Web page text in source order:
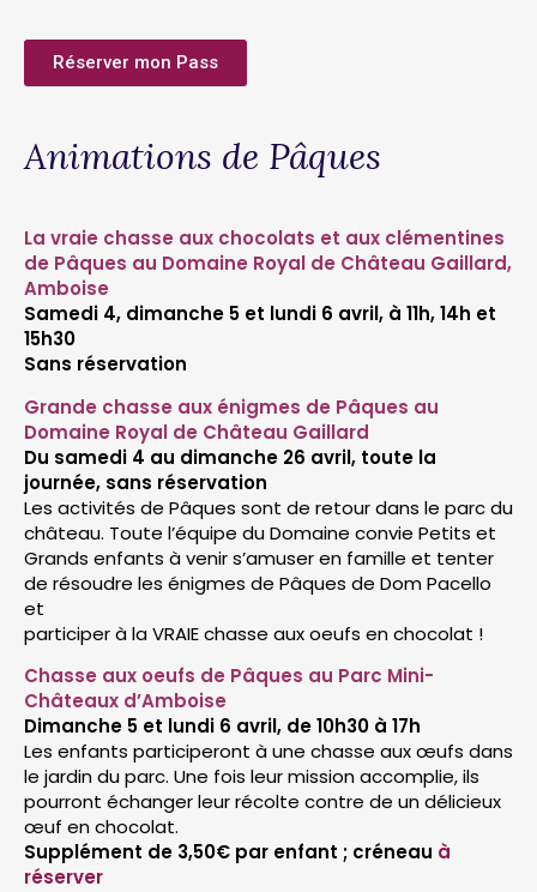
Réserver mon Pass
Animations de Pâques
La vraie chasse aux chocolats et aux clémentines
de Pâques au Domaine Royal de Château Gaillard,
Amboise
Samedi 4, dimanche 5 et lundi 6 avril, à 11h, 14h et
15h30
Sans réservation
Grande chasse aux énigmes de Pâques au
Domaine Royal de Château Gaillard
Du samedi 4 au dimanche 26 avril, toute la
journée, sans réservation
Les activités de Pâques sont de retour dans le parc du
château. Toute l’équipe du Domaine convie Petits et
Grands enfants à venir s’amuser en famille et tenter
de résoudre les énigmes de Pâques de Dom Pacello
et
participer à la VRAIE chasse aux oeufs en chocolat !
Chasse aux oeufs de Pâques au Parc Mini-
Châteaux d’Amboise
Dimanche 5 et lundi 6 avril, de 10h30 à 17h
Les enfants participeront à une chasse aux œufs dans
le jardin du parc. Une fois leur mission accomplie, ils
pourront échanger leur récolte contre de un délicieux
œuf en chocolat.
Supplément de 3,50€ par enfant ; créneau à
réserver